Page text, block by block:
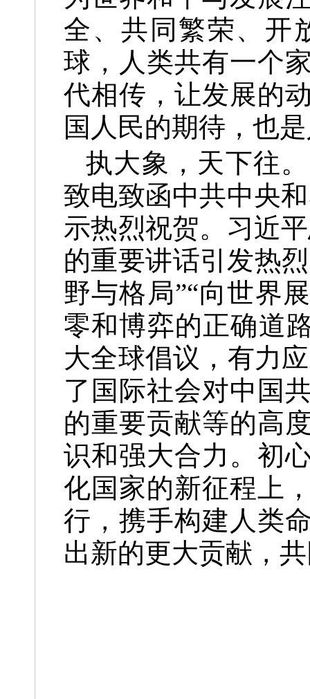
全、共同繁荣、开
球，人类共有一个
代相传，让发展的
国人民的期待，也
执大象，天下往
致电致函中共中央
示热烈祝贺。习近
的重要讲话引发热
野与格局”“向世界
零和博弈的正确道
大全球倡议，有力
了国际社会对中国
的重要贡献等的高
识和强大合力。初
化国家的新征程上
行，携手构建人类
出新的更大贡献，